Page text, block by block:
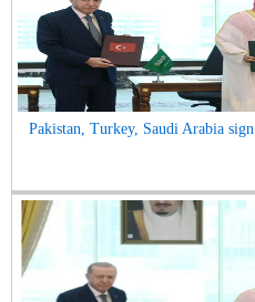
Pakistan, Turkey, Saudi Arabia